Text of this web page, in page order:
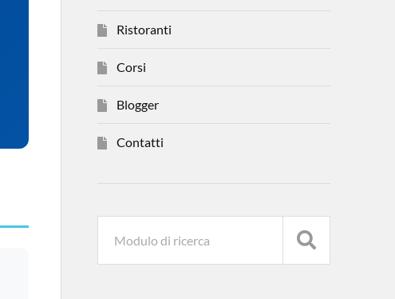
Ristoranti
Corsi
Blogger
Contatti